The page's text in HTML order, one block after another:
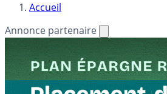
Accueil
Annonce partenaire